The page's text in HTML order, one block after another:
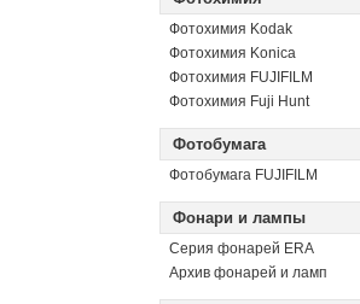
Фотохимия Kodak
Фотохимия Konica
Фотохимия FUJIFILM
Фотохимия Fuji Hunt
Фотобумага
Фотобумага FUJIFILM
Фонари и лампы
Серия фонарей ERA
Архив фонарей и ламп